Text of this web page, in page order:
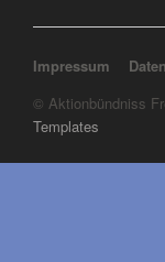
Navigation
Impressum
© Aktionbündniss
Templates